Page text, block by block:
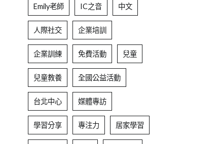
Emily老師 IC之音 中文
人際社交 企業培訓
企業訓練 免費活動 兒童
兒童教養 全國公益活動
台北中心 媒體專訪
學習分享 專注力 居家學習